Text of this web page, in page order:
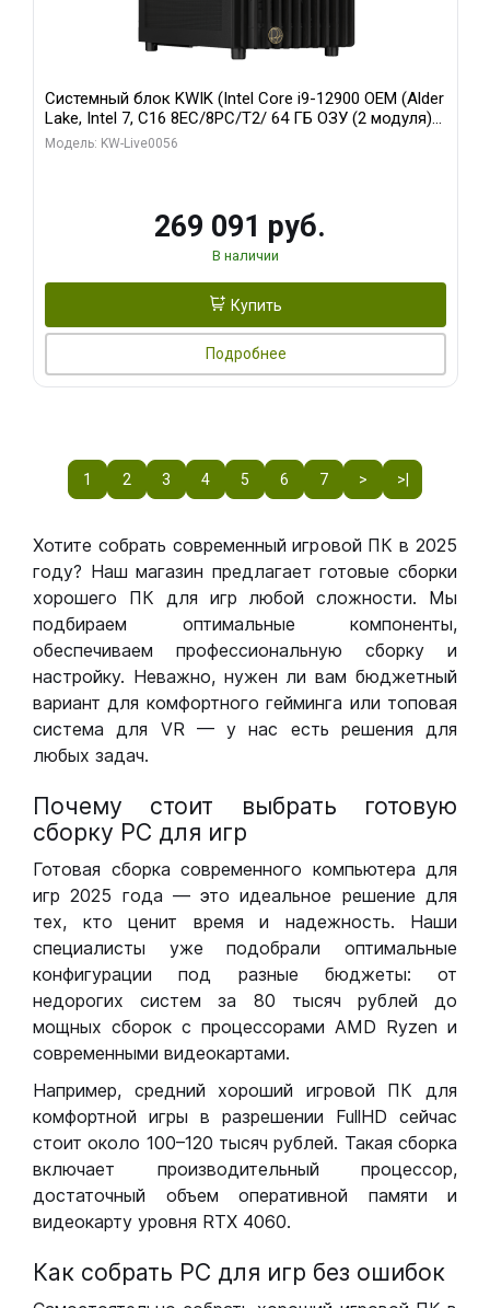
Системный блок KWIK (Intel Core i9-12900 OEM (Alder
Lake, Intel 7, C16 8EC/8PC/T2/ 64 ГБ ОЗУ (2 модуля)/
Palit RTX5080 INFINITY 3 OC 16GB GDDR7 256bit 3xDP
Модель: KW-Live0056
269 091 руб.
В наличии
Купить
Подробнее
1 2 3 4 5 6 7 > >|
Хотите собрать современный игровой ПК в 2025
году? Наш магазин предлагает готовые сборки
хорошего ПК для игр любой сложности. Мы
подбираем оптимальные компоненты,
обеспечиваем профессиональную сборку и
настройку. Неважно, нужен ли вам бюджетный
вариант для комфортного гейминга или топовая
система для VR — у нас есть решения для
любых задач.
Почему стоит выбрать готовую
сборку РС для игр
Готовая сборка современного компьютера для
игр 2025 года — это идеальное решение для
тех, кто ценит время и надежность. Наши
специалисты уже подобрали оптимальные
конфигурации под разные бюджеты: от
недорогих систем за 80 тысяч рублей до
мощных сборок с процессорами AMD Ryzen и
современными видеокартами.
Например, средний хороший игровой ПК для
комфортной игры в разрешении FullHD сейчас
стоит около 100–120 тысяч рублей. Такая сборка
включает производительный процессор,
достаточный объем оперативной памяти и
видеокарту уровня RTX 4060.
Как собрать РС для игр без ошибок